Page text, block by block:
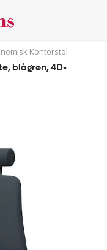
Kontorstol
blågrøn, 4D-